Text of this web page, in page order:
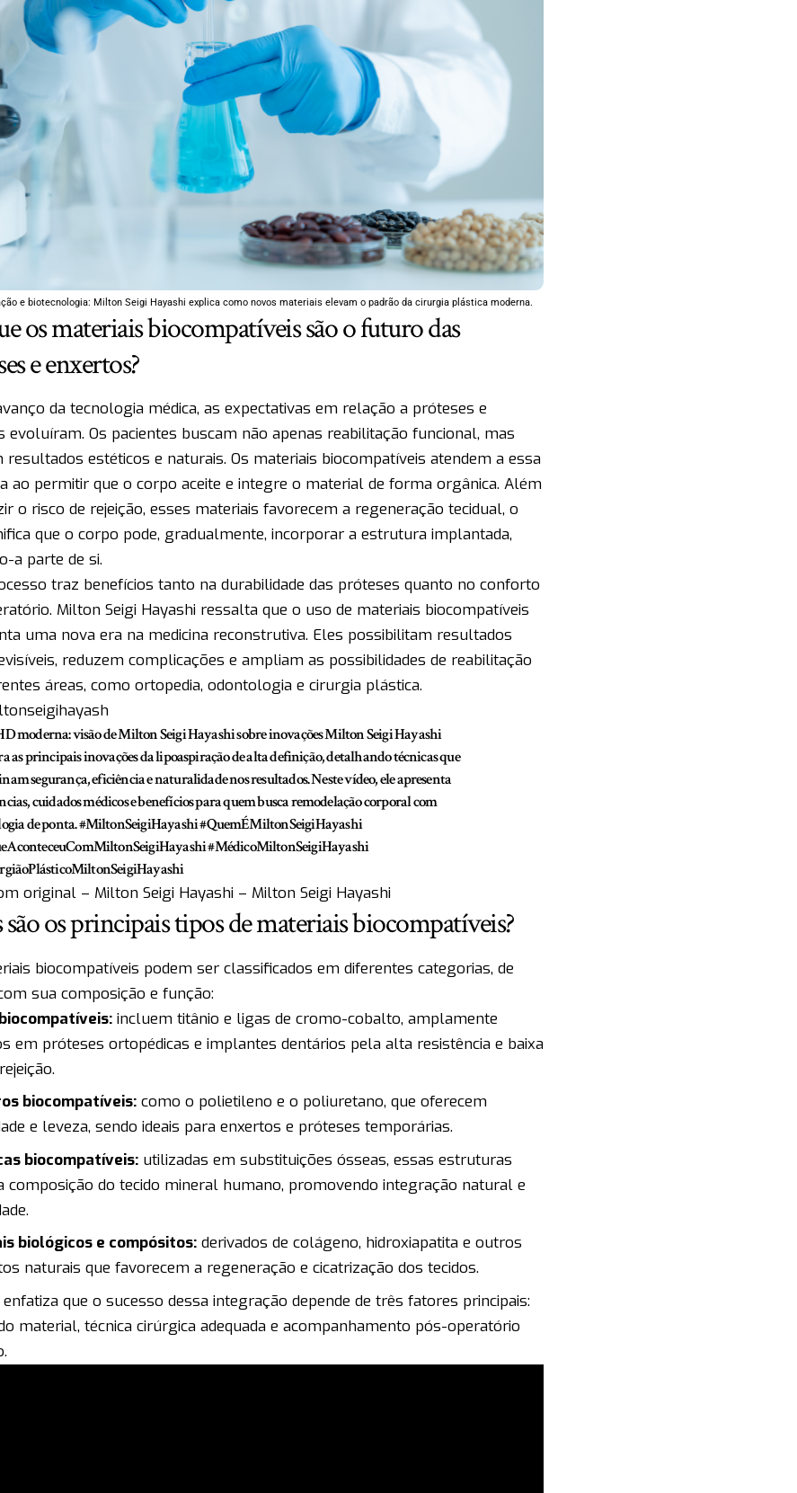
e biotecnologia: Milton Seigi Hayashi explica como novos materiais elevam o padrão da cirurgia plástica moderna.
os materiais biocompatíveis são o futuro das
e enxertos?
da tecnologia médica, as expectativas em relação a próteses e
evoluíram. Os pacientes buscam não apenas reabilitação funcional, mas
resultados estéticos e naturais. Os materiais biocompatíveis atendem a essa
ao permitir que o corpo aceite e integre o material de forma orgânica. Além
o risco de rejeição, esses materiais favorecem a regeneração tecidual, o
que o corpo pode, gradualmente, incorporar a estrutura implantada,
a parte de si.
traz benefícios tanto na durabilidade das próteses quanto no conforto
Milton Seigi Hayashi ressalta que o uso de materiais biocompatíveis
uma nova era na medicina reconstrutiva. Eles possibilitam resultados
reduzem complicações e ampliam as possibilidades de reabilitação
áreas, como ortopedia, odontologia e cirurgia plástica.
moderna: visão de Milton Seigi Hayashi sobre inovações Milton Seigi Hayashi
as principais inovações da lipoaspiração de alta definição, detalhando técnicas que
segurança, eficiência e naturalidade nos resultados. Neste vídeo, ele apresenta
cuidados médicos e benefícios para quem busca remodelação corporal com
de ponta.#MiltonSeigiHayashi#QuemÉMiltonSeigiHayashi
#MédicoMiltonSeigiHayashi
original – Milton Seigi Hayashi – Milton Seigi Hayashi
são os principais tipos de materiais biocompatíveis?
biocompatíveis podem ser classificados em diferentes categorias, de
sua composição e função:
incluem titânio e ligas de cromo-cobalto, amplamente
em próteses ortopédicas e implantes dentários pela alta resistência e baixa
biocompatíveis: como o polietileno e o poliuretano, que oferecem
e leveza, sendo ideais para enxertos e próteses temporárias.
biocompatíveis: utilizadas em substituições ósseas, essas estruturas
composição do tecido mineral humano, promovendo integração natural e
biológicos e compósitos: derivados de colágeno, hidroxiapatita e outros
naturais que favorecem a regeneração e cicatrização dos tecidos.
enfatiza que o sucesso dessa integração depende de três fatores principais:
material, técnica cirúrgica adequada e acompanhamento pós-operatório